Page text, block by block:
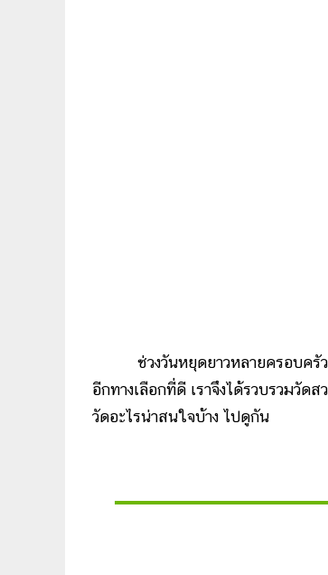
ช่วงวันหยุดยาวหลายครอบครัวก็
อีกทางเลือกที่ดี เราจึงได้รวบรวมวั
วัดอะไรน่าสนใจบ้าง ไปดูกัน